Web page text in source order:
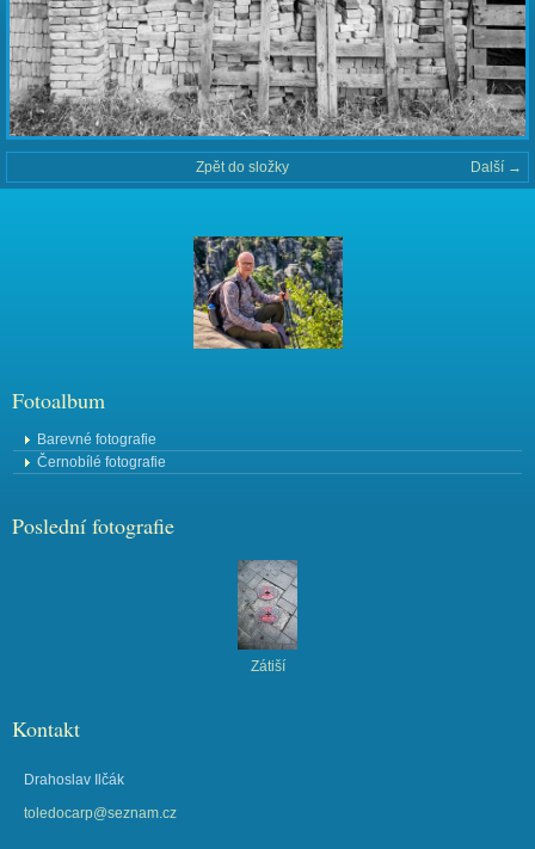
Další →
Zpět do složky
Fotoalbum
Barevné fotografie
Černobílé fotografie
Poslední fotografie
Zátiší
Kontakt
Drahoslav Ilčák
toledocarp@seznam.cz